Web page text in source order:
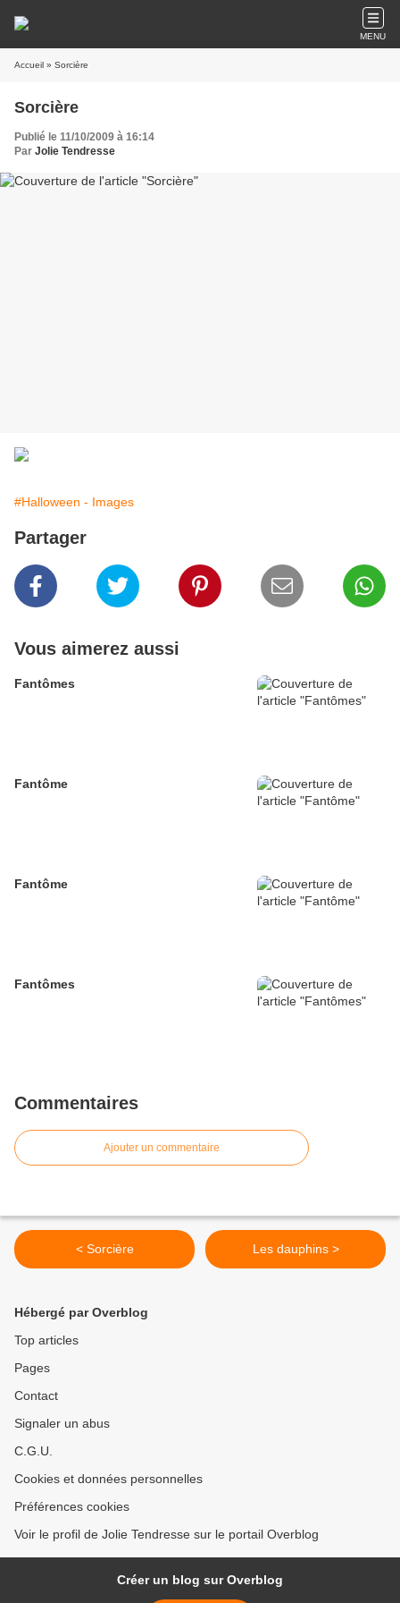
MENU
Accueil » Sorcière
Sorcière
Publié le 11/10/2009 à 16:14
Par Jolie Tendresse
#Halloween - Images
Partager
Vous aimerez aussi
Fantômes
Fantôme
Fantôme
Fantômes
Commentaires
Ajouter un commentaire
< Sorcière Les dauphins >
Hébergé par Overblog
Top articles
Pages
Contact
Signaler un abus
C.G.U.
Cookies et données personnelles
Préférences cookies
Voir le profil de Jolie Tendresse sur le portail Overblog
Créer un blog sur Overblog